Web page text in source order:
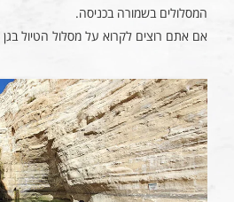
המסלולים בשמורה בכניסה.
אם אתם רוצים לקרוא על מסלול הטיול בגן